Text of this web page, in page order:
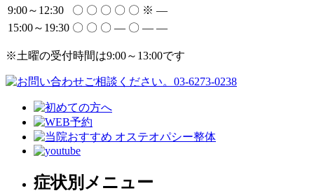
9:00～12:30
〇 〇 〇 〇 〇 ※ ―
15:00～19:30 〇 〇 〇 ― 〇 ― ―
※土曜の受付時間は9:00～13:00です
症状別メニュー